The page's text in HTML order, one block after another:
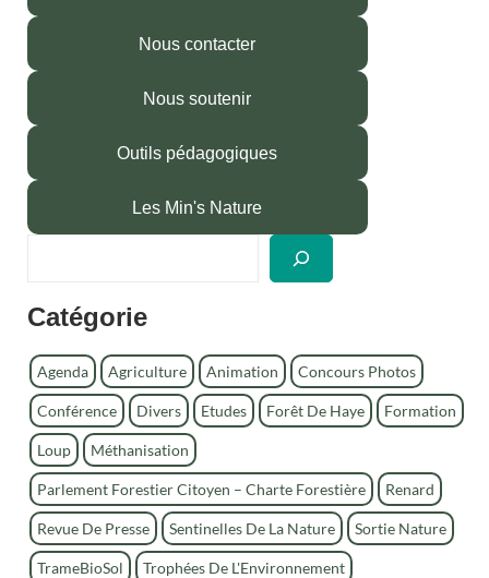
Nous contacter
Nous soutenir
Outils pédagogiques
Les Min's Nature
h
r
c
e
r
Catégorie
Agenda Agriculture Animation Concours Photos
Conférence Divers Etudes Forêt De Haye Formation
Loup Méthanisation
Parlement Forestier Citoyen – Charte Forestière Renard
Revue De Presse Sentinelles De La Nature Sortie Nature
TrameBioSol Trophées De L'Environnement